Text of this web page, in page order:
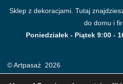
Sklep z dekoracjami. Tutaj
do domu i
Poniedziałek - Piątek 9:00 -
© Artpasaż 2026